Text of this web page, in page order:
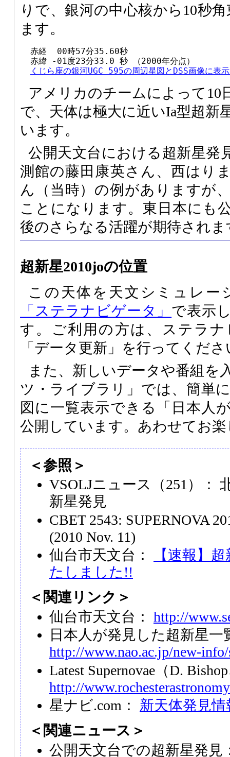
りで、銀河の中心核から10秒
ます。
  赤経  00時57分35.60秒
  赤緯 -01度23分33.0 秒 （2000年分点）
くじら座の銀河UGC 595の周辺星図とDSS画像に表
アメリカのチームによって10
で、天体は極大に近いIa型超新
います。
公開天文台における超新星発
測館の藤田康英さん、西はり
ん（当時）の例がありますが
ことになります。東日本にも
後のさらなる活躍が期待されま
超新星2010joの位置
この天体を天文シミュレー
「ステラナビゲータ」 で表示
す。ご利用の方は、ステラ
「データ更新」を行ってくださ
また、新しいデータや番組を
ツ・ライブラリ」では、簡単
図に一覧表示できる「日本人
公開しています。あわせてお
＜参照＞
VSOLJニュース（251）：
新星発見
CBET 2543: SUPERNOVA
(2010 Nov. 11)
仙台市天文台：
【速報】
たしました!!
＜関連リンク＞
仙台市天文台： http://
日本人が発見した超新星一
http://www.nao.ac.jp/new-
Latest Supernovae（D.
http://
星ナビ.com： 新天体発見情
＜関連ニュース＞
公開天文台での超新星発見